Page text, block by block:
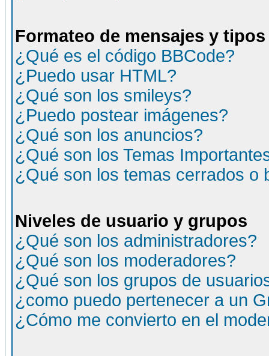
Formateo de mensajes y
¿Qué es el código BBCode?
¿Puedo usar HTML?
¿Qué son los smileys?
¿Puedo postear imágenes?
¿Qué son los anuncios?
¿Qué son los Temas
¿Qué son los temas cerrados o
Niveles de usuario y grupos
¿Qué son los administradores?
¿Qué son los moderadores?
¿Qué son los grupos de
¿como puedo pertenecer a un
¿Cómo me convierto en el